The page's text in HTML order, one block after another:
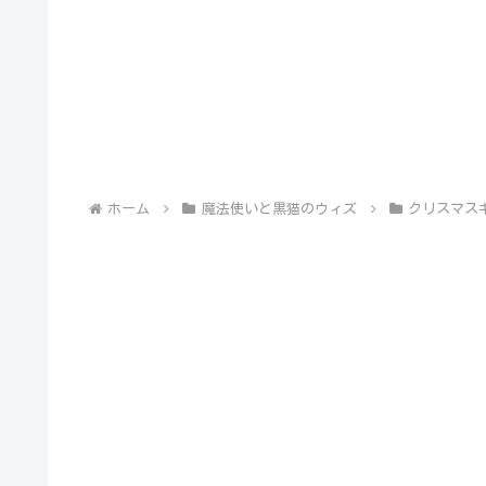
ホーム 魔法使いと黒猫のウィズ クリスマス